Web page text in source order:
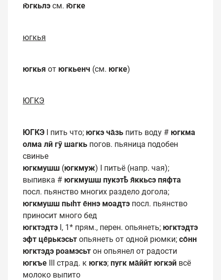
ю̄гкьлэ см. ю̄гке
югкья
югкья от югкьенч (см. югке)
ЮГКЭ
ЮГКЭ I пить что; югкэ ча̄зь пить воду # югкма
олма лӣ гӯ шагкь погов. пьяница подобен
свинье
югкмушш (югкмуж) I питьё (напр. чая);
выпивка # югкмушш пукэтҍ я̄ккьсэ пяфта
посл. пьянство многих раздело догола;
югкмушш пыһт е̄ннэ моадтэ посл. пьянство
приносит много бед
югктэдтэ I, 1* прям., перен. опьянеть; югктэдтэ
эфт це̄ҏькэсьт опьянеть от одной рюмки; со̄нн
югктэдэ роамэсьт он опьянел от радости
югкъе III страд. к югкэ; пугк ма̄ййт югкэй всё
молоко выпито